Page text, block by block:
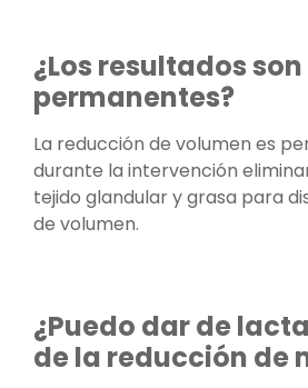
¿Los resultados son
permanentes?
La reducción de volumen es
durante la intervención
tejido glandular y grasa para
de volumen.
¿Puedo dar de
de la reducción de